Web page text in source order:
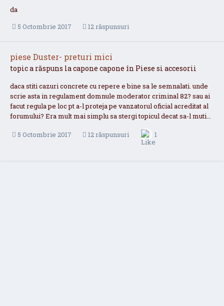
da
5 Octombrie 2017
12 răspunsuri
piese Duster- preturi mici
topic a răspuns lacapone capone în Piese si accesorii
daca stiti cazuri concrete cu repere e bine sa le semnalati. unde
scrie asta in regulament domnule moderator criminal 82? sau ai
facut regula pe loc pt a-l proteja pe vanzatorul oficial acreditat al
forumului? Era mult mai simplu sa stergi topicul decat sa-l muti...
5 Octombrie 2017 12 răspunsuri 1